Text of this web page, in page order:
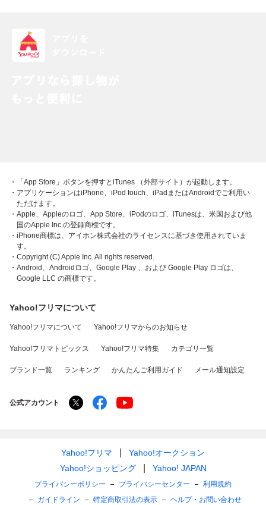
・「App Store」ボタンを押すとiTunes （外部サイト）が起動します。
・アプリケーションはiPhone、iPod touch、iPadまたはAndroidでご利用い
ただけます。
・Apple、Appleのロゴ、App Store、iPodのロゴ、iTunesは、米国および他
国のApple Inc.の登録商標です。
・iPhone商標は、アイホン株式会社のライセンスに基づき使用されていま
す。
・Copyright (C) Apple Inc. All rights reserved.
・Android、Androidロゴ、Google Play 、および Google Play ロゴは、
Google LLC の商標です。
Yahoo!フリマについて
Yahoo!フリマについて Yahoo!フリマからのお知らせ
Yahoo!フリマトピックス Yahoo!フリマ特集 カテゴリ一覧
ブランド一覧 ランキング かんたんご利用ガイド メール通知設定
公式アカウント
Yahoo!フリマ
Yahoo!オークション
Yahoo!ショッピング
Yahoo! JAPAN
プライバシーポリシー プライバシーセンター
利用規約
ガイドライン
特定商取引法の表示 ヘルプ・お問い合わせ